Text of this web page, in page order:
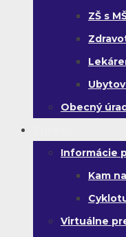
ZŠ s
Obecný
Informácie
Kam
Virtuálne